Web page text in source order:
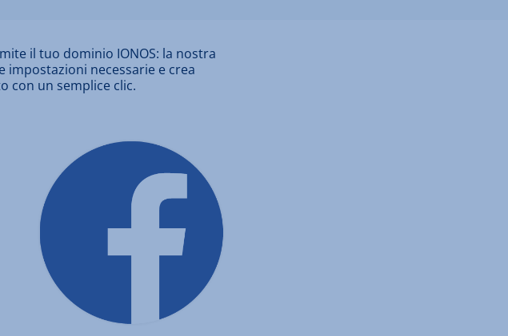
il tuo dominio IONOS: la nostra
impostazioni necessarie e crea
con un semplice clic.